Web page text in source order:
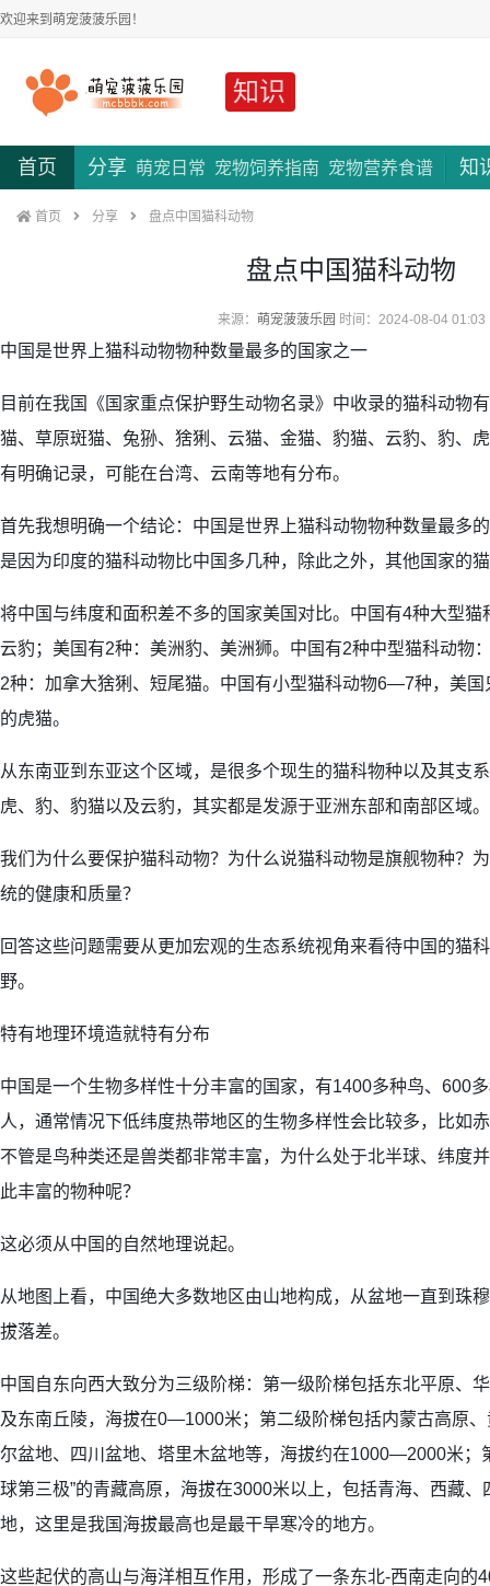
欢迎来到萌宠菠菠乐园！
知识
首页 分享 萌宠日常 宠物饲养指南 宠物营养食谱 知
首页 分享 盘点中国猫科动物
盘点中国猫科动物
来源： 萌宠菠菠乐园 时间：2024-08-04 01:03
中国是世界上猫科动物物种数量最多的国家之一
目前在我国《国家重点保护野生动物名录》中收录的猫科动物
猫、草原斑猫、兔狲、猞猁、云猫、金猫、豹猫、云豹、豹、
有明确记录，可能在台湾、云南等地有分布。
首先我想明确一个结论：中国是世界上猫科动物物种数量最多
是因为印度的猫科动物比中国多几种，除此之外，其他国家的
将中国与纬度和面积差不多的国家美国对比。中国有4种大型
云豹；美国有2种：美洲豹、美洲狮。中国有2种中型猫科动物
2种：加拿大猞猁、短尾猫。中国有小型猫科动物6—7种，美
的虎猫。
从东南亚到东亚这个区域，是很多个现生的猫科物种以及其支
虎、豹、豹猫以及云豹，其实都是发源于亚洲东部和南部区域。
我们为什么要保护猫科动物？为什么说猫科动物是旗舰物种？
统的健康和质量？
回答这些问题需要从更加宏观的生态系统视角来看待中国的猫
野。
特有地理环境造就特有分布
中国是一个生物多样性十分丰富的国家，有1400多种鸟、600
人，通常情况下低纬度热带地区的生物多样性会比较多，比如
不管是鸟种类还是兽类都非常丰富，为什么处于北半球、纬度
此丰富的物种呢？
这必须从中国的自然地理说起。
从地图上看，中国绝大多数地区由山地构成，从盆地一直到珠
拔落差。
中国自东向西大致分为三级阶梯：第一级阶梯包括东北平原、
及东南丘陵，海拔在0—1000米；第二级阶梯包括内蒙古高原
尔盆地、四川盆地、塔里木盆地等，海拔约在1000—2000米；
球第三极”的青藏高原，海拔在3000米以上，包括青海、西藏
地，这里是我国海拔最高也是最干旱寒冷的地方。
这些起伏的高山与海洋相互作用，形成了一条东北-西南走向的